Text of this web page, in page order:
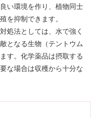
い環境を作り、植物同士
を抑制できます。
処法としては、水で強く
となる生物（テントウム
す。化学薬品は摂取する
な場合は収穫から十分な